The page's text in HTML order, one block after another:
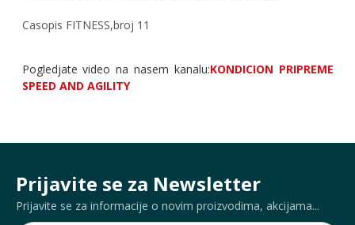
Casopis FITNESS,broj 11
Pogledjate video na nasem kanalu:KONDICION PRIPREME
SPEED AND AGILITY
Prijavite se za Newsletter
Prijavite se za informacije o novim proizvodima, akcijama...